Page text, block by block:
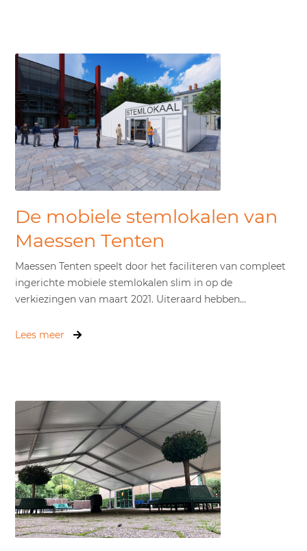
De mobiele stemlokalen van
Maessen Tenten
Maessen Tenten speelt door het faciliteren van compleet
ingerichte mobiele stemlokalen slim in op de
verkiezingen van maart 2021. Uiteraard hebben...
Lees meer